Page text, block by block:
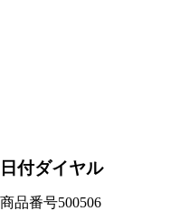
日付ダイヤル
商品番号500506